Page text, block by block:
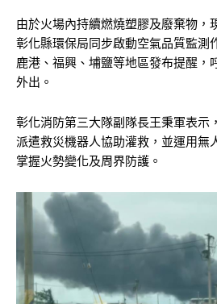
由於火場內持續燃燒塑膠及廢棄物，
彰化縣環保局同步啟動空氣品質監測
鹿港、福興、埔鹽等地區發布提醒，
外出。
彰化消防第三大隊副隊長王秉軍表示
派遣救災機器人協助灌救，並運用無
掌握火勢變化及周界防護。